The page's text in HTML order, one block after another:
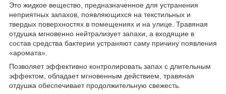
Это жидкое вещество, предназначенное для устранения
неприятных запахов, появляющихся на текстильных и
твердых поверхностях в помещениях и на улице. Травяная
отдушка мгновенно нейтрализует запахи, а входящие в
состав средства бактерии устраняют саму причину появления
«аромата».
Позволяет эффективно контролировать запах с длительным
эффектом, обладает мгновенным действием, травяная
отдушка обеспечивает продолжительную свежесть.